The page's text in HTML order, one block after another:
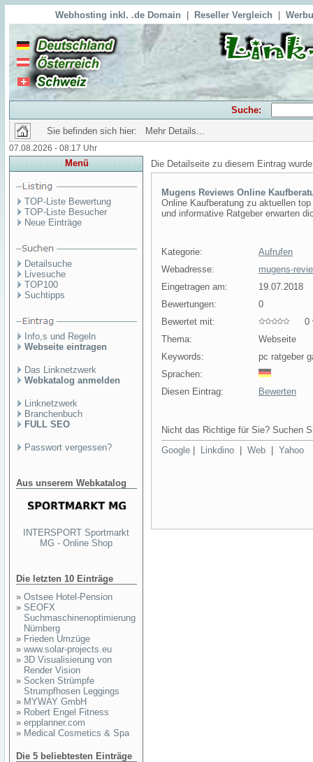
Webhosting inkl. .de Domain Reseller Vergleich
Suche:
Sie befinden sich hier: Mehr Details...
07.08.2026 - 08:17 Uhr
Menü
TOP-Liste Bewertung
TOP-Liste Besucher
Neue Einträge
Detailsuche
Livesuche
TOP100
Suchtipps
Info,s und Regeln
Webseite eintragen
Das Linknetzwerk
Webkatalog anmelden
Linknetzwerk
Branchenbuch
FULL SEO
Passwort vergessen?
Aus unserem Webkatalog
INTERSPORT Sportmarkt
MG - Online Shop
Die letzten 10 Einträge
» Ostsee Hotel-Pension
» SEOFX
Suchmaschinenoptimierung
Nürnberg
» Frieden Umzüge
» www.solar-projects.eu
» 3D Visualisierung von
Render Vision
» Socken Strümpfe
Strumpfhosen Leggings
» MYWAY GmbH
» Robert Engel Fitness
» erpplanner.com
» Medical Cosmetics & Spa
Die 5 beliebtesten Einträge
Die Detailseite zu diesem Eintrag
Mugens Reviews Online
Online Kaufberatung zu aktuellen
und informative Ratgeber erwarten
Kategorie:
Aufrufen
Webadresse:
mugens-
Eingetragen am:
19.07.2018
Bewertungen:
0
Bewertet mit:
0
Thema:
Webseite
Keywords:
pc ratgeber
Sprachen:
Diesen Eintrag:
Bewerten
Nicht das Richtige für Sie? Suchen
Google
Linkdino Web Yahoo